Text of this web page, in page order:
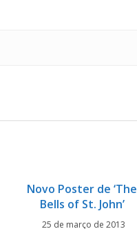
Novo Poster de ‘The
Bells of St. John’
25 de março de 2013